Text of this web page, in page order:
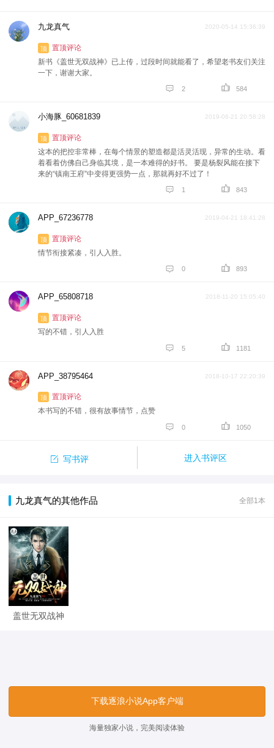
九龙真气 2020-05-14 15:36:39
顶
置顶评论
新书《盖世无双战神》已上传，过段时间就能看了，希望老书友们关注
一下，谢谢大家。
 2  584
小海豚_60681839 2019-06-21 20:58:28
顶
置顶评论
这本的把控非常棒，在每个情景的塑造都是活灵活现，异常的生动。看
着看着仿佛自己身临其境，是一本难得的好书。 要是杨裂风能在接下
来的“镇南王府”中变得更强势一点，那就再好不过了！
 1  843
APP_67236778 2019-04-21 18:41:28
顶
置顶评论
情节衔接紧凑，引人入胜。
 0  893
APP_65808718 2018-11-20 15:05:40
顶
置顶评论
写的不错，引人入胜
 5  1181
APP_38795464 2018-10-17 22:20:39
顶
置顶评论
本书写的不错，很有故事情节，点赞
 0  1050
 写书评 进入书评区
九龙真气的其他作品 全部1本
盖世无双战神
下载逐浪小说App客户端
海量独家小说，完美阅读体验